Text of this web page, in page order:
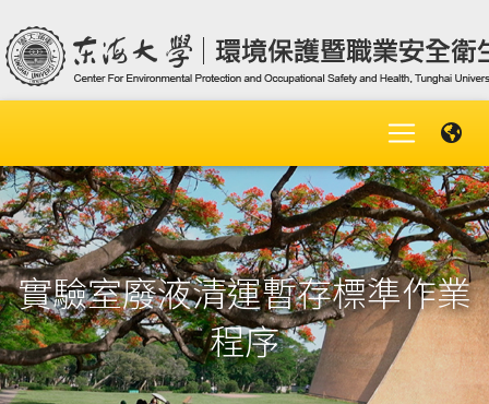
實驗室廢液清運暫存標準作業
程序